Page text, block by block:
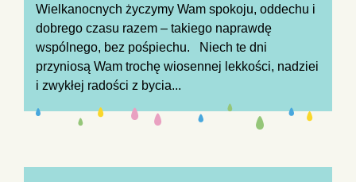
Wielkanocnych życzymy Wam spokoju, oddechu i
dobrego czasu razem – takiego naprawdę
wspólnego, bez pośpiechu. Niech te dni
przyniosą Wam trochę wiosennej lekkości, nadziei
i zwykłej radości z bycia...